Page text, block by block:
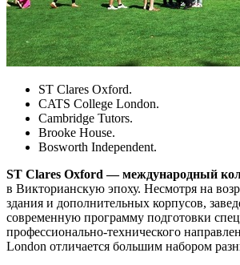
ST Clares Oxford.
CATS College London.
Cambridge Tutors.
Brooke House.
Bosworth Independent.
ST Clares Oxford — международный
в Викторианскую эпоху. Несмотря на
здания и дополнительных корпусов,
современную программу подготовки
профессионально-технического
London отличается большим набором